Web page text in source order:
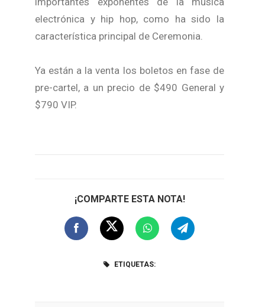
electrónica y hip hop, como ha sido la
característica principal de Ceremonia.
Ya están a la venta los boletos en fase de
pre-cartel, a un precio de $490 General y
$790 VIP.
¡COMPARTE ESTA NOTA!
ETIQUETAS: